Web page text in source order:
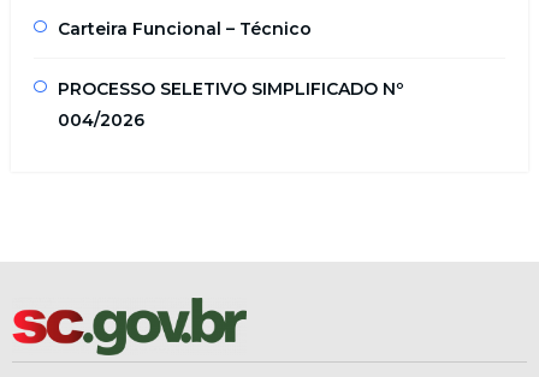
Carteira Funcional – Técnico
PROCESSO SELETIVO SIMPLIFICADO Nº
004/2026